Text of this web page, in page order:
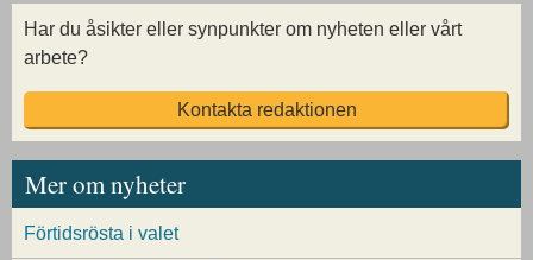
Har du åsikter eller synpunkter om nyheten eller vårt
arbete?
Kontakta redaktionen
Mer om nyheter
Förtidsrösta i valet